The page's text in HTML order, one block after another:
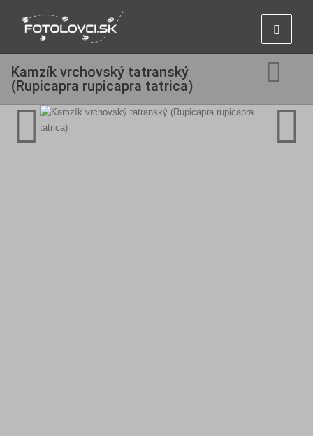
Kamzík vrchovský tatranský
(Rupicapra rupicapra tatrica)